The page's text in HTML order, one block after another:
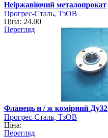
Неіржавіючий металопрокат
Прогрес-Сталь, ТзОВ
Ціна: 24.00
Перегляд
Фланець н / ж комірний Ду32
Прогрес-Сталь, ТзОВ
Ціна:
Перегляд